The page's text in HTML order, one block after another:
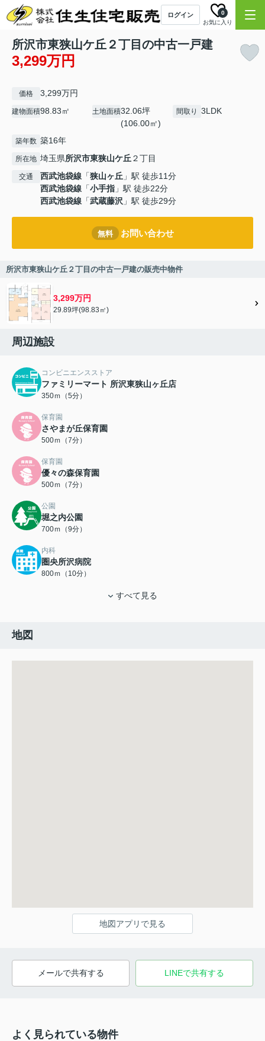
ログイン
お気に入り
0
所沢市東狭山ケ丘２丁目の中古一戸建
3,299万円
価格 3,299万円
建物面積98.83㎡ 土地面積32.06坪
(106.00㎡)
間取り 3LDK
築年数 築16年
所在地 埼玉県所沢市東狭山ケ丘 ２丁目
交通 西武池袋線 「狭山ヶ丘 」駅 徒歩11分
西武池袋線 「小手指 」駅 徒歩22分
西武池袋線 「武蔵藤沢 」駅 徒歩29分
無料 お問い合わせ
所沢市東狭山ケ丘２丁目の中古一戸建の販売中物件
3,299万円
29.89坪(98.83㎡)
周辺施設
コンビニエンスストア
ファミリーマート 所沢東狭山ヶ丘店
350ｍ（5分）
保育園
さやまが丘保育園
500ｍ（7分）
保育園
優々の森保育園
500ｍ（7分）
公園
堀之内公園
700ｍ（9分）
内科
圏央所沢病院
800ｍ（10分）
すべて見る
地図
地図アプリで見る
メールで共有する LINEで共有する
よく見られている物件